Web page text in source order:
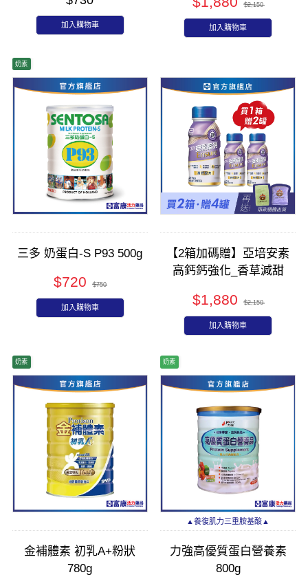
加入購物車
$2,150
加入購物車
奶素
三多 奶蛋白-S P93 500g
$720 $750
加入購物車
【2箱加碼贈】亞培安素
高鈣鈣強化_香草減甜
$1,880 $2,150
加入購物車
奶素
金補體素 初乳A+粉狀
780g
奶素
▲養復肌力三重胺基酸▲
力強高優質蛋白營養素
800g